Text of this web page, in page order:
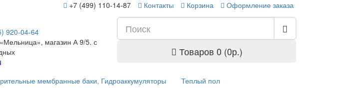
+7 (499) 110-14-87 Контакты Корзина
Оформление заказа
920-04-64
магазин А 9/5. с
Товаров 0 (0р.)
мембранные баки, Гидроаккумуляторы Теплый пол